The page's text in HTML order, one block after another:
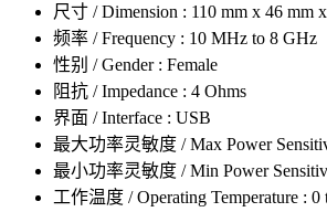
尺寸 / Dimension : 110 mm x 46 mm
频率 / Frequency : 10 MHz to 8 GHz
性别 / Gender : Female
阻抗 / Impedance : 4 Ohms
界面 / Interface : USB
最大功率灵敏度 / Max Power
最小功率灵敏度 / Min Power
工作温度 / Operating Temperature : 0